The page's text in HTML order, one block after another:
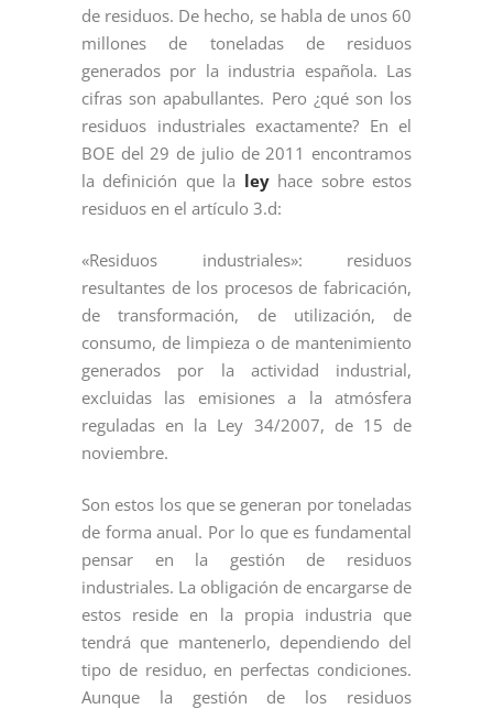
de residuos. De hecho, se habla de unos 60
millones de toneladas de residuos
generados por la industria española. Las
cifras son apabullantes. Pero ¿qué son los
residuos industriales exactamente? En el
BOE del 29 de julio de 2011 encontramos
la definición que la leyhace sobre estos
residuos en el artículo 3.d:
«Residuos industriales»: residuos
resultantes de los procesos de fabricación,
de transformación, de utilización, de
consumo, de limpieza o de mantenimiento
generados por la actividad industrial,
excluidas las emisiones a la atmósfera
reguladas en la Ley 34/2007, de 15 de
noviembre.
Son estos los que se generan por toneladas
de forma anual. Por lo que es fundamental
pensar en la gestión de residuos
industriales. La obligación de encargarse de
estos reside en la propia industria que
tendrá que mantenerlo, dependiendo del
tipo de residuo, en perfectas condiciones.
Aunque la gestión de los residuos